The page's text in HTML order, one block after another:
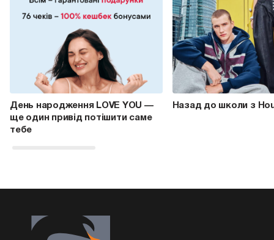
День народження LOVE YOU —
ще один привід потішити саме
тебе
Назад до школи з